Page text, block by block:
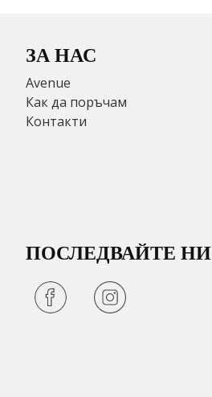
ЗА НАС
Avenue
Как да поръчам
Контакти
ПОСЛЕДВАЙТЕ НИ